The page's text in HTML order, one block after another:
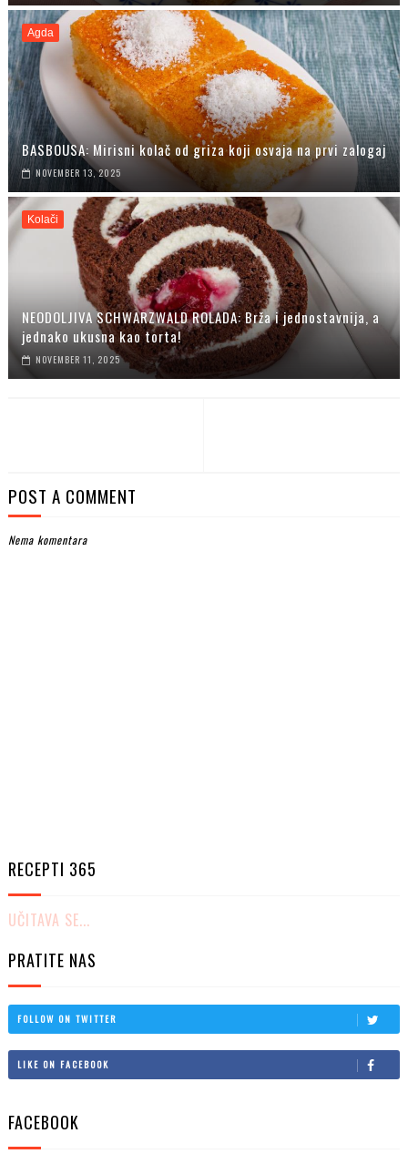
Agda
BASBOUSA: Mirisni kolač od griza koji osvaja na prvi zalogaj
NOVEMBER 13, 2025
Kolači
NEODOLJIVA SCHWARZWALD ROLADA: Brža i jednostavnija, a
jednako ukusna kao torta!
NOVEMBER 11, 2025
POST A COMMENT
Nema komentara
RECEPTI 365
UČITAVA SE...
PRATITE NAS
FOLLOW ON TWITTER
LIKE ON FACEBOOK
FACEBOOK